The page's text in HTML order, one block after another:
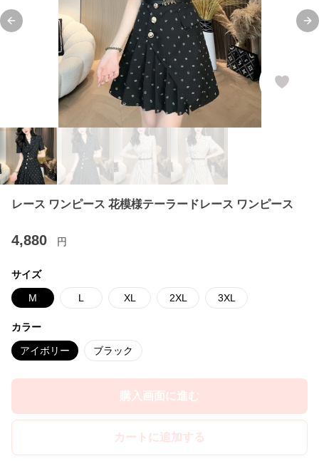
Previous slide
レース ワンピース 花模様テーラードレース ワンピース
4,880 円
サイズ
M L XL 2XL 3XL
カラー
アイボリー ブラック
購入画面に進む
カートに追加する